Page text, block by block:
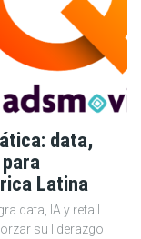
data,
Latina
data, IA y retail
su liderazgo